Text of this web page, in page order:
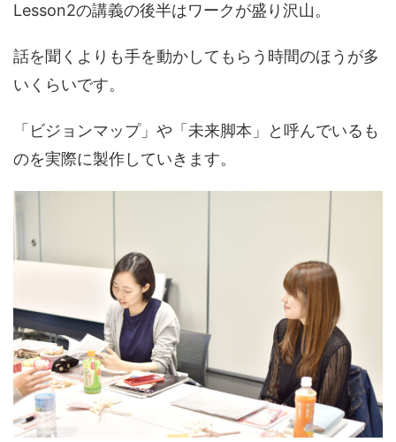
Lesson2の講義の後半はワークが盛り沢山。
話を聞くよりも手を動かしてもらう時間のほうが多
いくらいです。
「ビジョンマップ」や「未来脚本」と呼んでいるも
のを実際に製作していきます。